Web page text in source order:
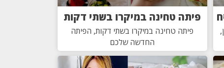
פיתה טחינה במיקרו בשתי דקות
פיתה טחינה במיקרו בשתי דקות, הפיתה
החדשה שלכם